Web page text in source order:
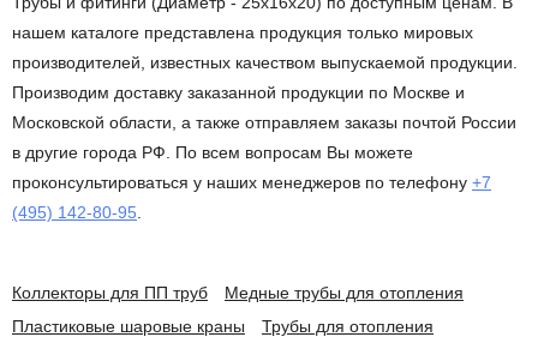
нашем каталоге представлена продукция только мировых
производителей, известных качеством выпускаемой продукции.
Производим доставку заказанной продукции по Москве и
Московской области, а также отправляем заказы почтой России
в другие города РФ. По всем вопросам Вы можете
проконсультироваться у наших менеджеров по телефону +7
(495) 142-80-95
Коллекторы для ПП труб
Медные трубы для отопления
Пластиковые шаровые краны
Трубы для отопления